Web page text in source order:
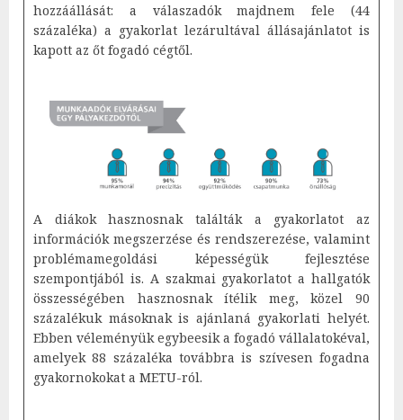
hozzáállását: a válaszadók majdnem fele (44
százaléka) a gyakorlat lezárultával állásajánlatot is
kapott az őt fogadó cégtől.
A diákok hasznosnak találták a gyakorlatot az
információk megszerzése és rendszerezése, valamint
problémamegoldási képességük fejlesztése
szempontjából is. A szakmai gyakorlatot a hallgatók
összességében hasznosnak ítélik meg, közel 90
százalékuk másoknak is ajánlaná gyakorlati helyét.
Ebben véleményük egybeesik a fogadó vállalatokéval,
amelyek 88 százaléka továbbra is szívesen fogadna
gyakornokokat a METU-ról.